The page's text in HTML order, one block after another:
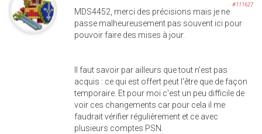
#111627
MDS4452, merci des précisions mais je ne
passe malheureusement pas souvent ici pour
pouvoir faire des mises à jour.
Il faut savoir par ailleurs que tout n'est pas
acquis : ce qui est offert peut l'être que de façon
temporaire. Et pour moi c'est un peu difficile de
voir ces changements car pour cela il me
faudrait vérifier régulièrement et ce avec
plusieurs comptes PSN.